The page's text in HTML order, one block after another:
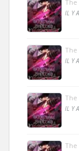
The
IL Y
The
IL Y
The
IL Y
The